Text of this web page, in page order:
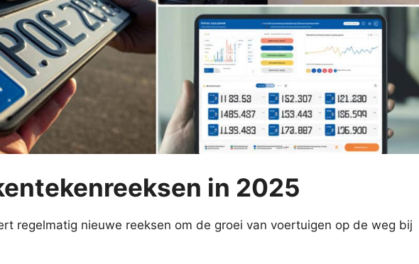
in 2025
regelmatig nieuwe reeksen om de groei van voertuigen op de weg bij